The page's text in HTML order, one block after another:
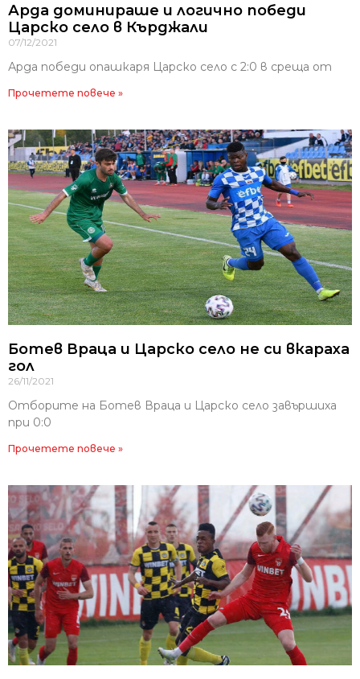
Арда доминираше и логично победи
Царско село в Кърджали
07/12/2021
Арда победи опашкаря Царско село с 2:0 в среща от
Прочетете повече »
Ботев Враца и Царско село не си вкараха
гол
26/11/2021
Отборите на Ботев Враца и Царско село завършиха
при 0:0
Прочетете повече »